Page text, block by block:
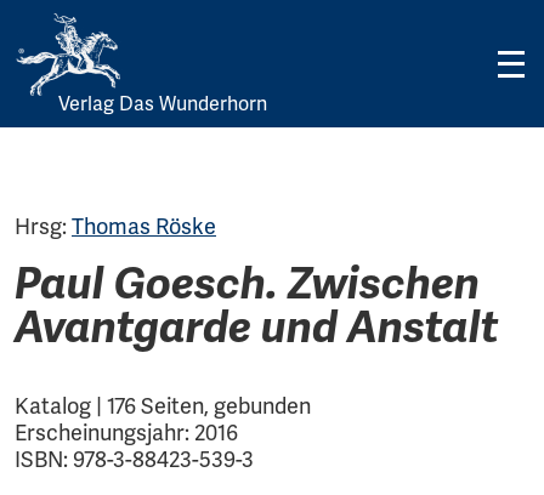
Skip
Verlag Das Wunderhorn
Hrsg:Thomas Röske
Paul Goesch. Zwischen
Avantgarde und Anstalt
Katalog | 176 Seiten, gebunden
Erscheinungsjahr: 2016
ISBN: 978-3-88423-539-3